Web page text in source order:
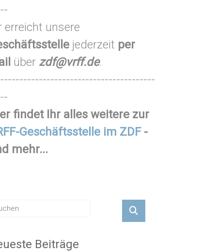
erreicht unsere
jederzeit per
über zdf@vrff.de.
findet Ihr alles weitere zur
Geschäftsstelle im ZDF-
mehr...
Beiträge